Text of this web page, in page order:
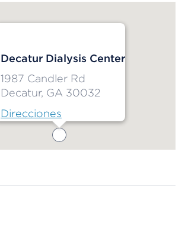
Decatur Dialysis Center
1987 Candler Rd
Decatur, GA 30032
Direcciones